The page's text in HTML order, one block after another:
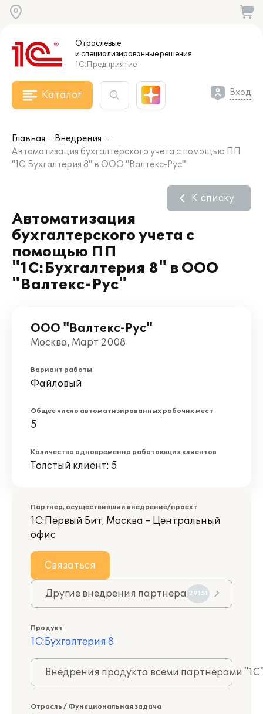
Отраслевые
и специализированныерешения
1С:Предприятие
Каталог Вход
Главная
Внедрения
Автоматизация бухгалтерского учета с помощью ПП
"1С:Бухгалтерия 8" в ООО "Валтекс-Рус"
Автоматизация
бухгалтерского учета с
помощью ПП
"1С:Бухгалтерия 8" в ООО
"Валтекс-Рус"
К списку
ООО "Валтекс-Рус"
Москва, Март 2008
Вариант работы
Файловый
Общее число автоматизированных рабочих мест
5
Количество одновременно работающих клиентов
Толстый клиент: 5
Партнер, осуществивший внедрение/проект
1С:Первый Бит, Москва – Центральный
офис
Связаться
Другие внедрения партнера 29151
Продукт
1С:Бухгалтерия 8
Внедрения продукта всеми партнерами
Отрасль / Функциональная задача